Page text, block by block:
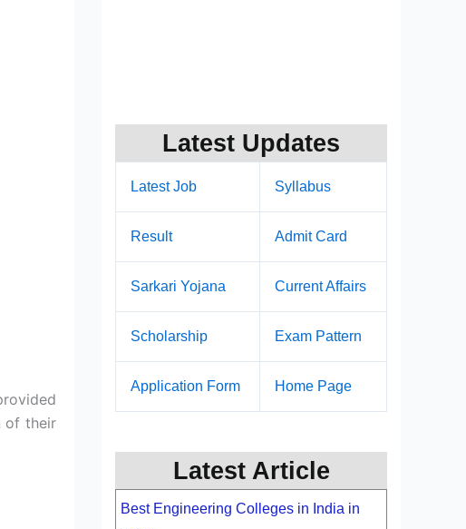
of their
Latest Updates
Latest Job Syllabus
Result Admit Card
Sarkari Yojana Current Affairs
Scholarship Exam Pattern
Application Form Home Page
Latest Article
Best Engineering Colleges in India in